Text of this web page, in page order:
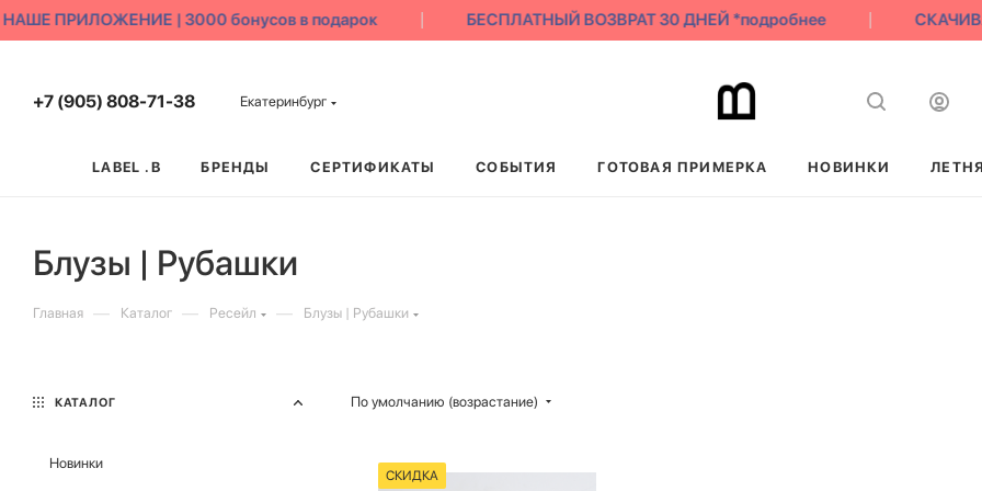
ПРИЛОЖЕНИЕ | 3000 бонусов в подарок БЕСПЛАТНЫЙ ВОЗВРАТ 30 ДНЕЙ *подробнее
+7 (905) 808-71-38 Екатеринбург
LABEL .B БРЕНДЫ СЕРТИФИКАТЫ СОБЫТИЯ ГОТОВАЯ ПРИМЕРКА НОВИНКИ
Блузы | Рубашки
Главная — Каталог — Ресейл — Блузы | Рубашки
По умолчанию (возрастание)
СКИДКА
КАТАЛОГ
Новинки